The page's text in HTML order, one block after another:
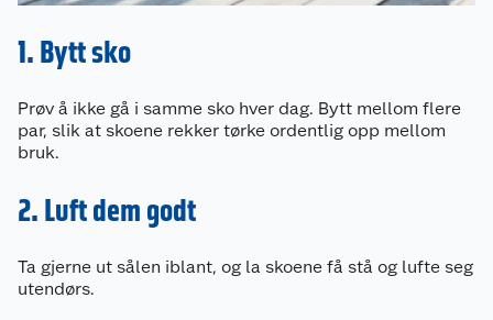
1. Bytt sko
Prøv å ikke gå i samme sko hver dag. Bytt mellom flere
par, slik at skoene rekker tørke ordentlig opp mellom
bruk.
2. Luft dem godt
Ta gjerne ut sålen iblant, og la skoene få stå og lufte seg
utendørs.